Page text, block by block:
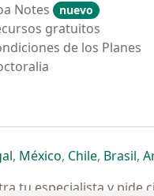
Notes
nuevo
gratuitos
de los Planes
nueva pestaña
en una nueva pestaña
se abre en una nueva
, Méxicose abre en una
, Chilese abre
, Brasilse
,
tu especialista y pide